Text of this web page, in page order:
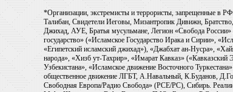
*Организации, экстремисты и террористы, запрещенные в
Талибан, Свидетели Иеговы, Мизантропик Дивижн,
Джихад, АУЕ, Братья мусульмане, Легион «Свобода
государство» («Исламское Государство Ирака и Сирии»,
«Египетский исламский джихад»), «Джабхат ан-Нусра»,
народа», «Хизб ут-Тахрир», «Имарат Кавказ»
Узбекистана», «Исламское движение Восточного
общественное движение ЛГБТ, А.Навальный, К.Буданов,
Свободная Европа/Радио Свобода» (PCE/PC), Сибирь.